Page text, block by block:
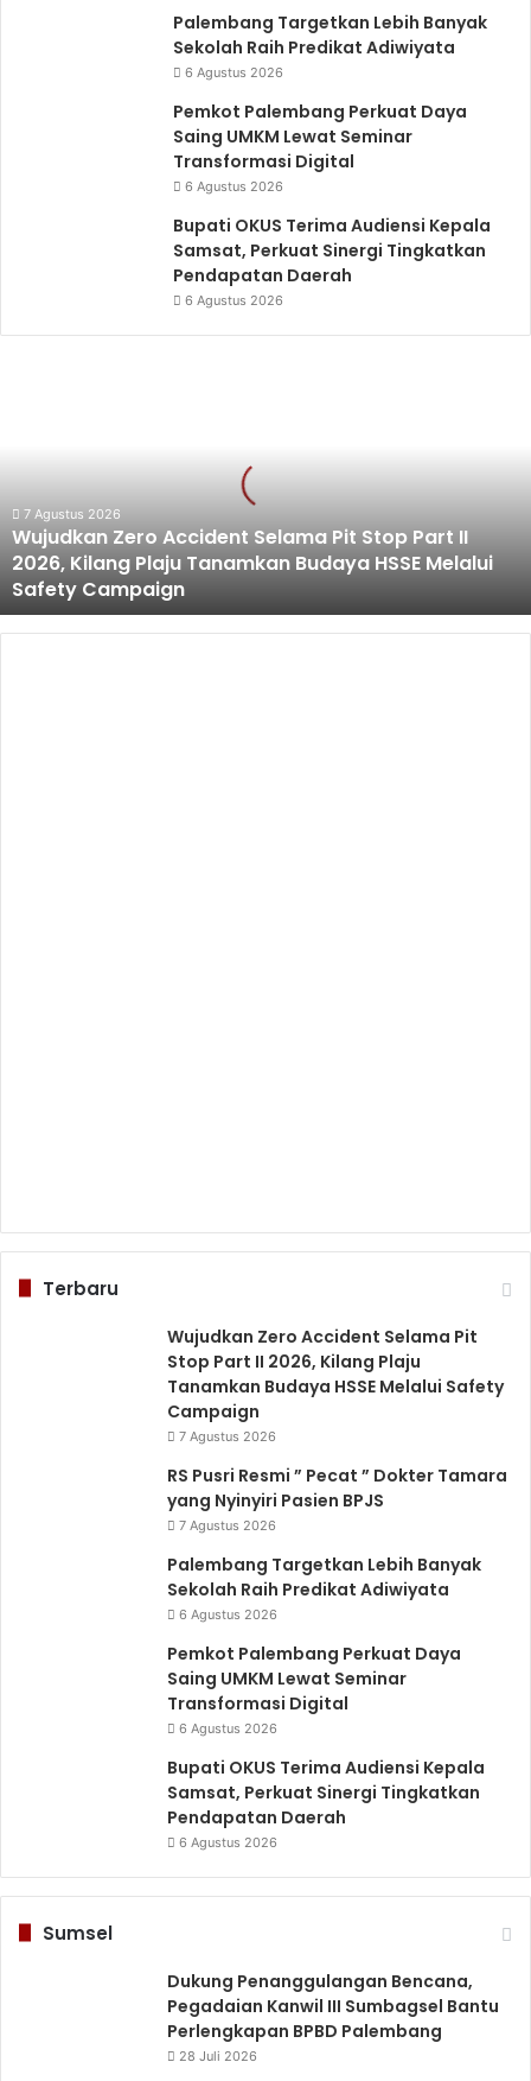
Palembang Targetkan Lebih Banyak
Sekolah Raih Predikat Adiwiyata
6 Agustus 2026
Pemkot Palembang Perkuat Daya
Saing UMKM Lewat Seminar
Transformasi Digital
6 Agustus 2026
Bupati OKUS Terima Audiensi Kepala
Samsat, Perkuat Sinergi Tingkatkan
Pendapatan Daerah
6 Agustus 2026
Part
2026,
Kilang
Plaju
Tanamkan
7 Agustus 2026
Wujudkan Zero Accident Selama Pit Stop Part II
2026, Kilang Plaju Tanamkan Budaya HSSE Melalui
Safety Campaign
Terbaru
Wujudkan Zero Accident Selama Pit
Stop Part II 2026, Kilang Plaju
Tanamkan Budaya HSSE Melalui Safety
Campaign
7 Agustus 2026
RS Pusri Resmi ” Pecat ” Dokter Tamara
yang Nyinyiri Pasien BPJS
7 Agustus 2026
Palembang Targetkan Lebih Banyak
Sekolah Raih Predikat Adiwiyata
6 Agustus 2026
Pemkot Palembang Perkuat Daya
Saing UMKM Lewat Seminar
Transformasi Digital
6 Agustus 2026
Bupati OKUS Terima Audiensi Kepala
Samsat, Perkuat Sinergi Tingkatkan
Pendapatan Daerah
6 Agustus 2026
Sumsel
Dukung Penanggulangan Bencana,
Pegadaian Kanwil III Sumbagsel Bantu
Perlengkapan BPBD Palembang
28 Juli 2026